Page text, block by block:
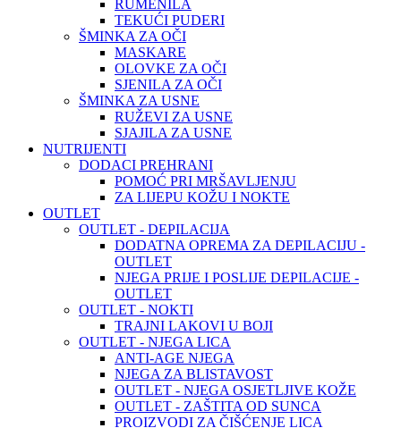
RUMENILA
TEKUĆI PUDERI
ŠMINKA ZA OČI
MASKARE
OLOVKE ZA OČI
SJENILA ZA OČI
ŠMINKA ZA USNE
RUŽEVI ZA USNE
SJAJILA ZA USNE
NUTRIJENTI
DODACI PREHRANI
POMOĆ PRI MRŠAVLJENJU
ZA LIJEPU KOŽU I NOKTE
OUTLET
OUTLET - DEPILACIJA
DODATNA OPREMA ZA DEPILACIJU -
OUTLET
NJEGA PRIJE I POSLIJE DEPILACIJE -
OUTLET
OUTLET - NOKTI
TRAJNI LAKOVI U BOJI
OUTLET - NJEGA LICA
ANTI-AGE NJEGA
NJEGA ZA BLISTAVOST
OUTLET - NJEGA OSJETLJIVE KOŽE
OUTLET - ZAŠTITA OD SUNCA
PROIZVODI ZA ČIŠĆENJE LICA